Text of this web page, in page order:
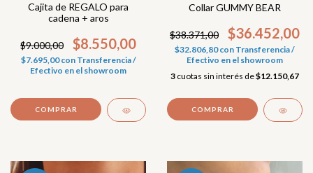
Cajita de REGALO para
cadena + aros
$9.000,00 $8.550,00
$7.695,00con Transferencia /
Efectivo en el showroom
Collar GUMMY BEAR
$38.371,00 $36.452,00
$32.806,80con Transferencia /
Efectivo en el showroom
3 cuotas sin interés de$12.150,67
COMPRAR